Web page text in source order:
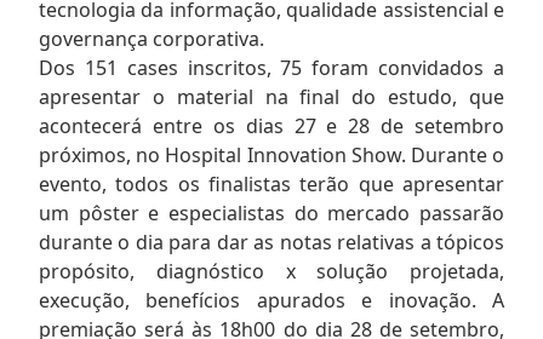
tecnologia da informação, qualidade assistencial e
governança corporativa.
Dos 151 cases inscritos, 75 foram convidados a
apresentar o material na final do estudo, que
acontecerá entre os dias 27 e 28 de setembro
próximos, no Hospital Innovation Show. Durante o
evento, todos os finalistas terão que apresentar
um pôster e especialistas do mercado passarão
durante o dia para dar as notas relativas a tópicos
propósito, diagnóstico x solução projetada,
execução, benefícios apurados e inovação. A
premiação será às 18h00 do dia 28 de setembro,